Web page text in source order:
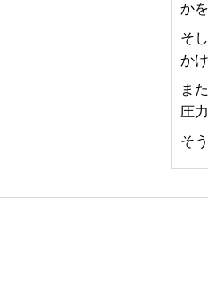
か
そ
か
ま
圧
そ